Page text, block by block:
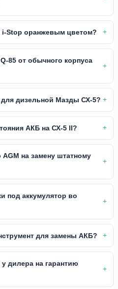
i-Stop оранжевым цветом?
85 от обычного корпуса
для дизельной Мазды СХ-5?
АКБ на СХ-5 II?
на замену штатному
под аккумулятор во
для замены АКБ?
дилера на гарантию